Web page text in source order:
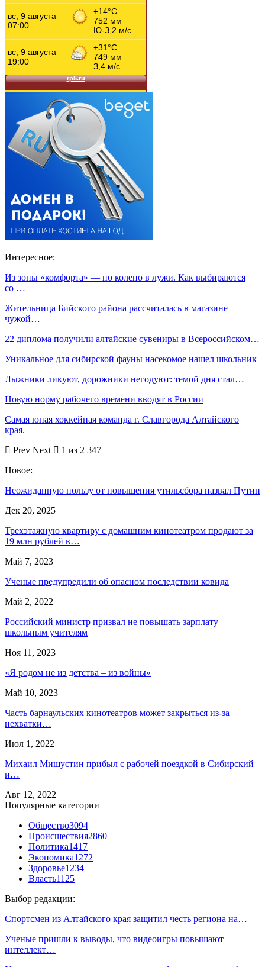
Интересное:
Из зоны «комфорта» — по колено в лужи. Как выбираются
со …
Жительница Бийского района рассчиталась в магазине
чужой…
22 диплома получили алтайские сувениры в Всероссийском…
Уникальное для сибирской фауны насекомое нашел школьник
Лыжники ликуют, дорожники негодуют: темой дня стал…
Новую норму рабочего времени вводят в России
Самая юная хоккейная команда г. Славгорода Алтайского
края.
Prev Next
1 из 2 347
Новое:
Неожиданную пользу от повышения утильсбора назвал Путин
Дек 20, 2025
Трехэтажную квартиру с домашним кинотеатром продают за
19 млн рублей в…
Май 7, 2023
Ученые предупредили об опасном последствии ковида
Май 2, 2022
Российский министр призвал не повышать зарплату
школьным учителям
Ноя 11, 2023
«Я родом не из детства – из войны»
Май 10, 2023
Часть барнаульских кинотеатров может закрыться из-за
нехватки…
Июл 1, 2022
Михаил Мишустин прибыл с рабочей поездкой в Сибирский
и…
Авг 12, 2022
Популярные категории
Общество3094
Происшествия2860
Политика1417
Экономика1272
Здоровье1234
Власть1125
Выбор редакции:
Спортсмен из Алтайского края защитил честь региона на…
Ученые пришли к выводы, что видеоигры повышают
интеллект…